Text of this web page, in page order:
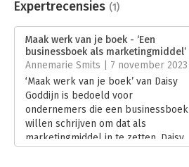
Uitgever:
Expertboek
Verschijningsdatum:
4-7-2023
Hoofdrubriek: Marketing
Expertrecensies (1)
Maak werk van je boek - ‘Een
businessboek als marketingmiddel’
Annemarie Smits | 7 november 2023
‘Maak werk van je boek’ van Daisy
Goddijn is bedoeld voor
ondernemers die een businessboek
willen schrijven om dat als
marketingmiddel in te zetten. Daisy